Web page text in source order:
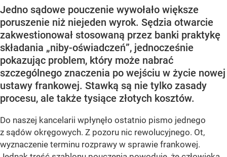
Jedno sądowe pouczenie wywołało większe
poruszenie niż niejeden wyrok. Sędzia otwarcie
zakwestionował stosowaną przez banki praktykę
składania „niby-oświadczeń”, jednocześnie
pokazując problem, który może nabrać
szczególnego znaczenia po wejściu w życie nowej
ustawy frankowej. Stawką są nie tylko zasady
procesu, ale także tysiące złotych kosztów.
Do naszej kancelarii wpłynęło ostatnio pismo jednego
z sądów okręgowych. Z pozoru nic rewolucyjnego. Ot,
wyznaczenie terminu rozprawy w sprawie frankowej.